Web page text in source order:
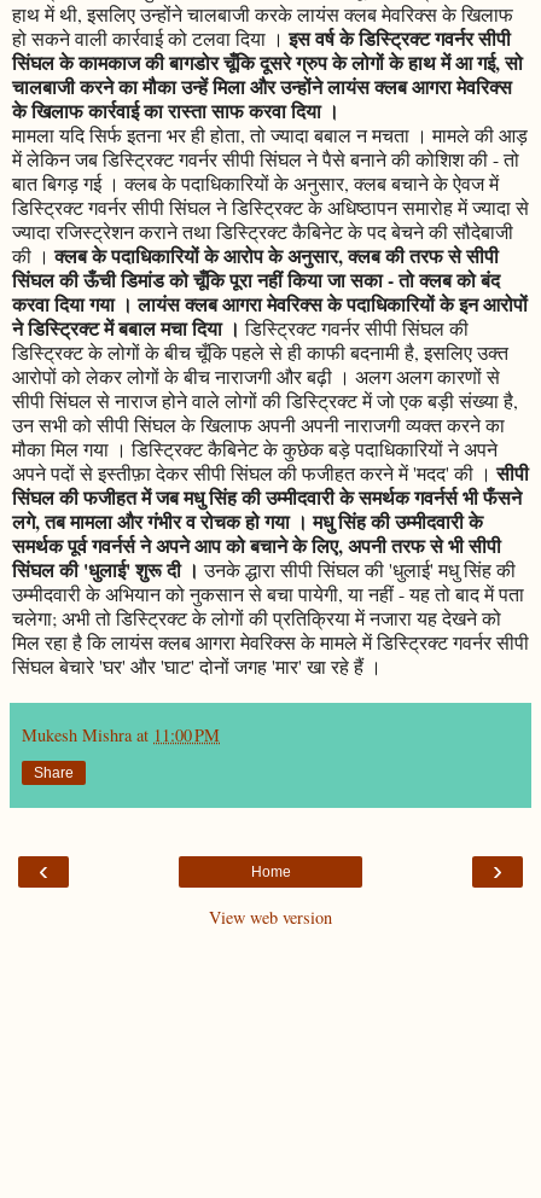
हाथ में थी, इसलिए उन्होंने चालबाजी करके लायंस क्लब मेवरिक्स के खिलाफ
हो सकने वाली कार्रवाई को टलवा दिया ।इस वर्ष के डिस्ट्रिक्ट गवर्नर सीपी
सिंघल के कामकाज की बागडोर चूँकि दूसरे ग्रुप के लोगों के हाथ में आ गई, सो
चालबाजी करने का मौका उन्हें मिला और उन्होंने लायंस क्लब आगरा मेवरिक्स
के खिलाफ कार्रवाई का रास्ता साफ करवा दिया ।
मामला यदि सिर्फ इतना भर ही होता, तो ज्यादा बबाल न मचता । मामले की आड़
में लेकिन जब डिस्ट्रिक्ट गवर्नर सीपी सिंघल ने पैसे बनाने की कोशिश की - तो
बात बिगड़ गई । क्लब के पदाधिकारियों के अनुसार, क्लब बचाने के ऐवज में
डिस्ट्रिक्ट गवर्नर सीपी सिंघल ने डिस्ट्रिक्ट के अधिष्ठापन समारोह में ज्यादा से
ज्यादा रजिस्ट्रेशन कराने तथा डिस्ट्रिक्ट कैबिनेट के पद बेचने की सौदेबाजी
की ।क्लब के पदाधिकारियों के आरोप के अनुसार, क्लब की तरफ से सीपी
सिंघल की ऊँची डिमांड को चूँकि पूरा नहीं किया जा सका - तो क्लब को बंद
करवा दिया गया । लायंस क्लब आगरा मेवरिक्स के पदाधिकारियों के इन आरोपों
ने डिस्ट्रिक्ट में बबाल मचा दिया । डिस्ट्रिक्ट गवर्नर सीपी सिंघल की
डिस्ट्रिक्ट के लोगों के बीच चूँकि पहले से ही काफी बदनामी है, इसलिए उक्त
आरोपों को लेकर लोगों के बीच नाराजगी और बढ़ी । अलग अलग कारणों से
सीपी सिंघल से नाराज होने वाले लोगों की डिस्ट्रिक्ट में जो एक बड़ी संख्या है,
उन सभी को सीपी सिंघल के खिलाफ अपनी अपनी नाराजगी व्यक्त करने का
मौका मिल गया । डिस्ट्रिक्ट कैबिनेट के कुछेक बड़े पदाधिकारियों ने अपने
अपने पदों से इस्तीफ़ा देकर सीपी सिंघल की फजीहत करने में 'मदद' की ।सीपी
सिंघल की फजीहत में जब मधु सिंह की उम्मीदवारी के समर्थक गवर्नर्स भी फँसने
लगे, तब मामला और गंभीर व रोचक हो गया । मधु सिंह की उम्मीदवारी के
समर्थक पूर्व गवर्नर्स ने अपने आप को बचाने के लिए, अपनी तरफ से भी सीपी
सिंघल की 'धुलाई' शुरू दी । उनके द्धारा सीपी सिंघल की 'धुलाई' मधु सिंह की
उम्मीदवारी के अभियान को नुकसान से बचा पायेगी, या नहीं - यह तो बाद में पता
चलेगा; अभी तो डिस्ट्रिक्ट के लोगों की प्रतिक्रिया में नजारा यह देखने को
मिल रहा है कि लायंस क्लब आगरा मेवरिक्स के मामले में डिस्ट्रिक्ट गवर्नर सीपी
सिंघल बेचारे 'घर' और 'घाट' दोनों जगह 'मार' खा रहे हैं ।
Mukesh Mishra at 11:00 PM
Share
‹ ›
Home
View web version